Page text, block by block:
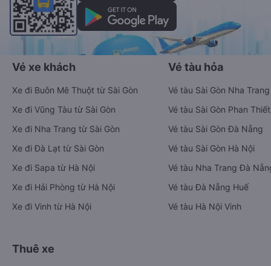
Vé xe khách
Xe đi Buôn Mê Thuột từ Sài Gòn
Xe đi Vũng Tàu từ Sài Gòn
Xe đi Nha Trang từ Sài Gòn
Xe đi Đà Lạt từ Sài Gòn
Xe đi Sapa từ Hà Nội
Xe đi Hải Phòng từ Hà Nội
Xe đi Vinh từ Hà Nội
Vé tàu hỏa
Vé tàu Sài Gòn Nha Trang
Vé tàu Sài Gòn Phan Thiết
Vé tàu Sài Gòn Đà Nẵng
Vé tàu Sài Gòn Hà Nội
Vé tàu Nha Trang Đà
Vé tàu Đà Nẵng Huế
Vé tàu Hà Nội Vinh
Thuê xe